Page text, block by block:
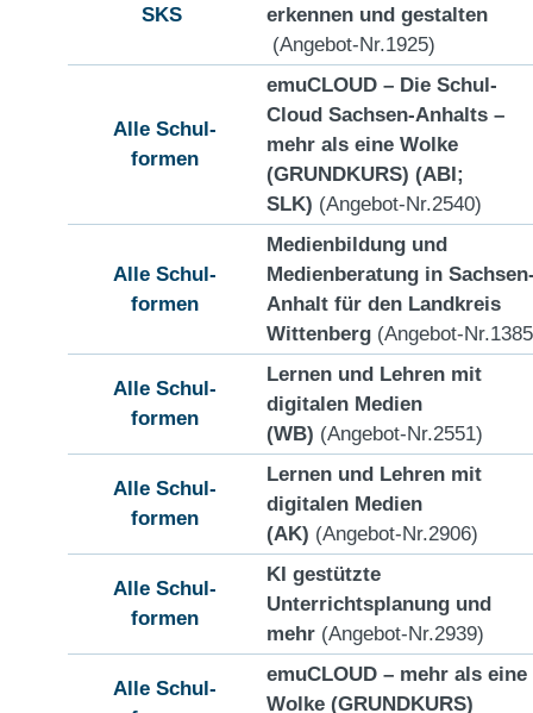
SKS
erkennen und gestalten
(Angebot-Nr.1925)
Alle Schul-
formen
emuCLOUD – Die Schul-
Cloud Sachsen-Anhalts –
mehr als eine Wolke
(GRUNDKURS) (ABI;
SLK) (Angebot-Nr.2540)
Alle Schul-
formen
Medienbildung und
Medienberatung in
Anhalt für den Landkreis
Wittenberg (Angebot-
Alle Schul-
formen
Lernen und Lehren mit
digitalen Medien
(WB) (Angebot-Nr.2551)
Alle Schul-
formen
Lernen und Lehren mit
digitalen Medien
(AK) (Angebot-Nr.2906)
Alle Schul-
formen
KI gestützte
Unterrichtsplanung und
mehr (Angebot-Nr.2939)
Alle Schul-
emuCLOUD – mehr als eine
Wolke (GRUNDKURS)